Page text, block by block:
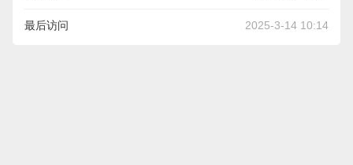
最后访问 2025-3-14 10:14